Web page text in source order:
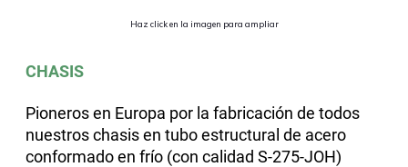
CHASIS
Pioneros en Europa por la fabricación de todos
nuestros chasis en tubo estructural de acero
conformado en frío (con calidad S-275-JOH)
Haz click en la imagen para ampliar